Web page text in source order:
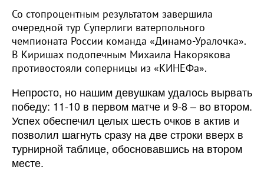
Со стопроцентным результатом завершила
очередной тур Суперлиги ватерпольного
чемпионата России команда «Динамо-Уралочка».
В Киришах подопечным Михаила Накорякова
противостояли соперницы из «КИНЕФа».
Непросто, но нашим девушкам удалось вырвать
победу: 11-10 в первом матче и 9-8 – во втором.
Успех обеспечил целых шесть очков в актив и
позволил шагнуть сразу на две строки вверх в
турнирной таблице, обосновавшись на втором
месте.